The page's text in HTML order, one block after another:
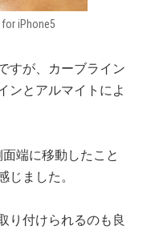
for iPhone5
すが、カーブライン
ンとアルマイトによ
端に移動したこと
じました。
り付けられるのも良